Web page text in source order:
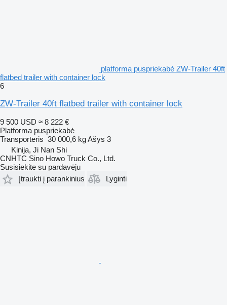
platforma puspriekabė ZW-Trailer 40ft
flatbed trailer with container lock
6
ZW-Trailer 40ft flatbed trailer with container lock
9 500 USD ≈ 8 222 €
Platforma puspriekabė
Transporteris 30 000,6 kgAšys 3
Kinija, Ji Nan Shi
CNHTC Sino Howo Truck Co., Ltd.
Susisiekite su pardavėju
Įtraukti į parankinius
Lyginti